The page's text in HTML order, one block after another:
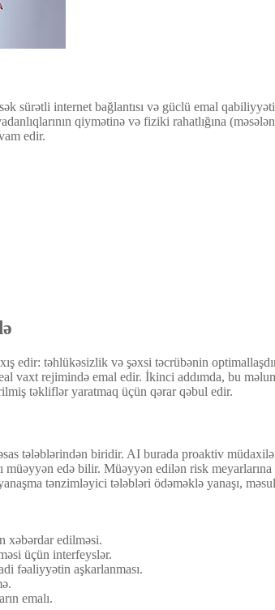
sürətli internet bağlantısı və güclü emal
qiymətinə və fiziki rahatlığına
edir.
edir: təhlükəsizlik və şəxsi təcrübənin
vaxt rejimində emal edir. İkinci addımda, bu
təkliflər yaratmaq üçün qərar qəbul edir.
tələblərindən biridir. AI burada proaktiv
edə bilir. Müəyyən edilən risk
tənzimləyici tələbləri ödəməklə yanaşı,
xəbərdar edilməsi.
üçün interfeyslər.
fəaliyyətin aşkarlanması.
emalı.